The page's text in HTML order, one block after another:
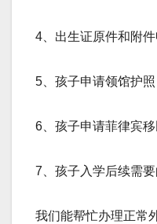
4、出生证原件和附
5、孩子申请领馆护照
6、孩子申请菲律宾
7、孩子入学后续需要
我们能帮忙办理正常